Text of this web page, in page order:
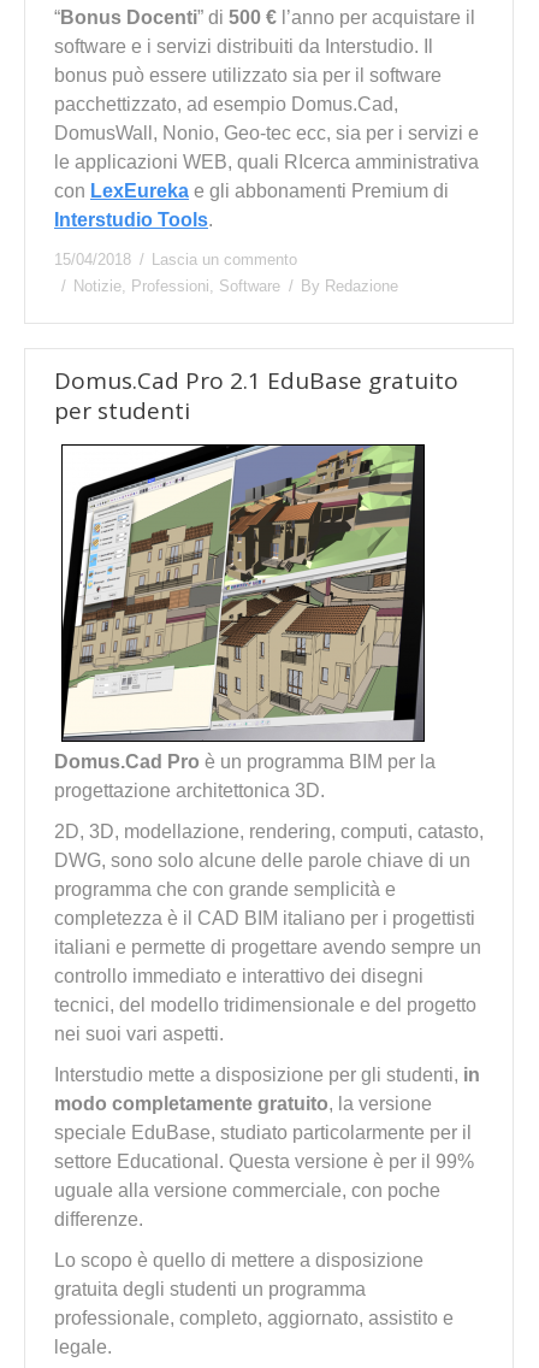
“Bonus Docenti” di 500 € l’anno per acquistare il
software e i servizi distribuiti da Interstudio. Il
bonus può essere utilizzato sia per il software
pacchettizzato, ad esempio Domus.Cad,
DomusWall, Nonio, Geo-tec ecc, sia per i servizi e
le applicazioni WEB, quali RIcerca amministrativa
con LexEureka e gli abbonamenti Premium di
Interstudio Tools.
15/04/2018
Lascia un commento
Notizie
Professioni Software By Redazione
Domus.Cad Pro 2.1 EduBase gratuito
per studenti
Domus.Cad Pro è un programma BIM per la
progettazione architettonica 3D.
2D, 3D, modellazione, rendering, computi, catasto,
DWG, sono solo alcune delle parole chiave di un
programma che con grande semplicità e
completezza è il CAD BIM italiano per i progettisti
italiani e permette di progettare avendo sempre un
controllo immediato e interattivo dei disegni
tecnici, del modello tridimensionale e del progetto
nei suoi vari aspetti.
Interstudio mette a disposizione per gli studenti, in
modo completamente gratuito, la versione
speciale EduBase, studiato particolarmente per il
settore Educational. Questa versione è per il 99%
uguale alla versione commerciale, con poche
differenze.
Lo scopo è quello di mettere a disposizione
gratuita degli studenti un programma
professionale, completo, aggiornato, assistito e
legale.